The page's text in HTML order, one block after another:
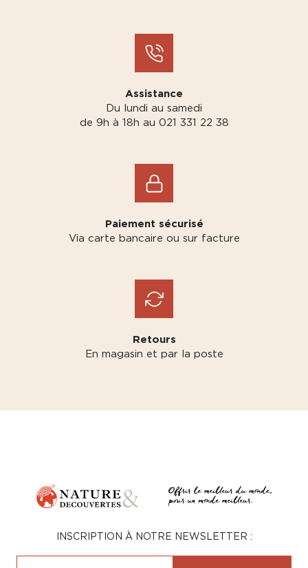
Assistance
Du lundi au samedi
de 9h à 18h au 021 331 22 38
Paiement sécurisé
Via carte bancaire ou sur facture
Retours
En magasin et par la poste
INSCRIPTION À NOTRE NEWSLETTER :